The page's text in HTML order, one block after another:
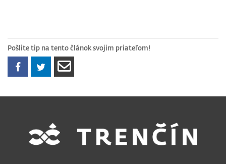
Pošlite tip na tento článok svojim priateľom!